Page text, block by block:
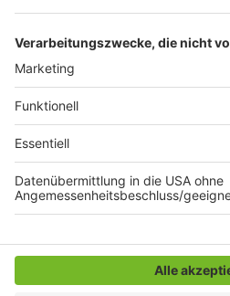
Nelson Müller live erleben?
Anzeige